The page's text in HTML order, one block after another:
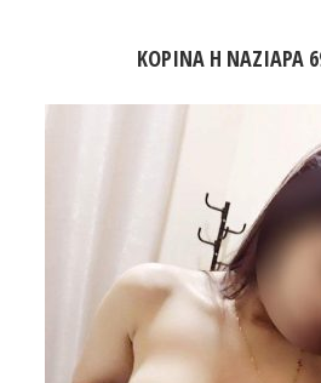
ΚΟΡΙΝΑ Η ΝΑΖΙΑΡΑ